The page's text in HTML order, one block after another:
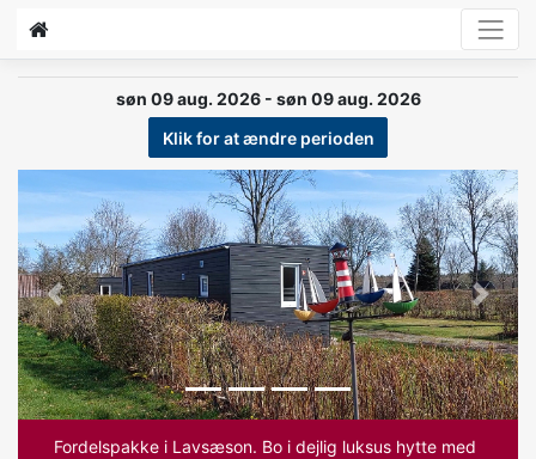
søn 09 aug. 2026 - søn 09 aug. 2026
Klik for at ændre perioden
Previous Next
Fordelspakke i Lavsæson. Bo i dejlig luksus hytte med